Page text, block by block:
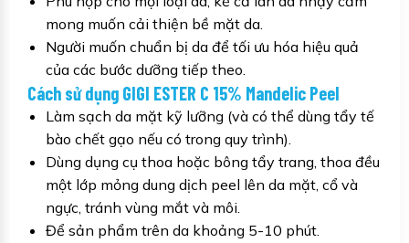
mong muốn cải thiện bề mặt da.
Người muốn chuẩn bị da để tối ưu hóa hiệu quả
của các bước dưỡng tiếp theo.
Cách sử dụng GIGI ESTER C 15% Mandelic Peel
Làm sạch da mặt kỹ lưỡng (và có thể dùng tẩy tế
bào chết gạo nếu có trong quy trình).
Dùng dụng cụ thoa hoặc bông tẩy trang, thoa đều
một lớp mỏng dung dịch peel lên da mặt, cổ và
ngực, tránh vùng mắt và môi.
Để sản phẩm trên da khoảng 5-10 phút.